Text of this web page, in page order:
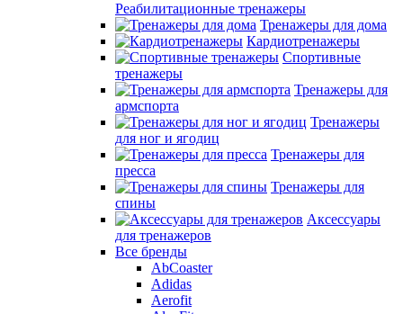
Реабилитационные тренажеры
Тренажеры для дома
Кардиотренажеры
Спортивные
тренажеры
Тренажеры для
армспорта
Тренажеры
для ног и ягодиц
Тренажеры для
пресса
Тренажеры для
спины
Аксессуары
для тренажеров
Все бренды
AbCoaster
Adidas
Aerofit